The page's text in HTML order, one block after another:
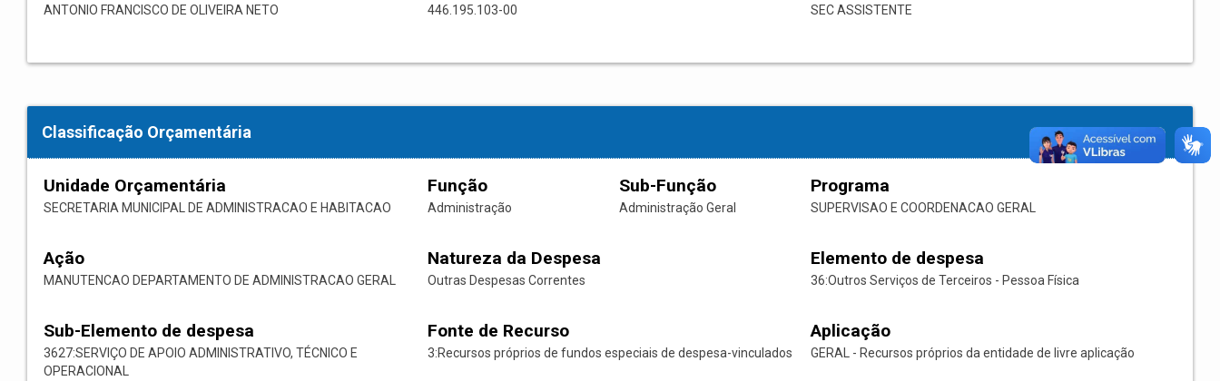
ANTONIO FRANCISCO DE OLIVEIRA NETO 446.195.103-00 SEC ASSISTENTE
Classificação Orçamentária
Unidade Orçamentária
SECRETARIA MUNICIPAL DE ADMINISTRACAO E HABITACAO
Função
Administração
Sub-Função
Administração Geral
Programa
SUPERVISAO E COORDENACAO GERAL
Ação
MANUTENCAO DEPARTAMENTO DE ADMINISTRACAO GERAL
Natureza da Despesa
Outras Despesas Correntes
Elemento de despesa
36:Outros Serviços de Terceiros - Pessoa Física
Sub-Elemento de despesa
3627:SERVIÇO DE APOIO ADMINISTRATIVO, TÉCNICO E
OPERACIONAL
Fonte de Recurso
3:Recursos próprios de fundos especiais de despesa-vinculados
Aplicação
GERAL - Recursos próprios da entidade de livre aplicação